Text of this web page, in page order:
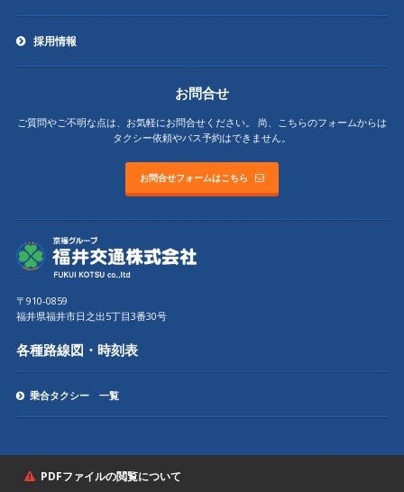
採用情報
お問合せ
ご質問やご不明な点は、お気軽にお問合せください。
尚、こちらのフォームからは
タクシー依頼やバス予約はできません。
お問合せフォームはこちら
〒910-0859
福井県福井市日之出5丁目3番30号
各種路線図・時刻表
乗合タクシー 一覧
PDFファイルの閲覧について